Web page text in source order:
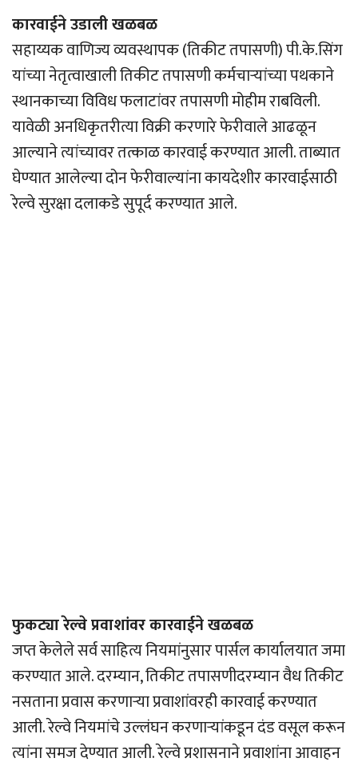
कारवाईने उडाली खळबळ
सहाय्यक वाणिज्य व्यवस्थापक (तिकीट तपासणी) पी.के.सिंग
यांच्या नेतृत्वाखाली तिकीट तपासणी कर्मचार्‍यांच्या पथकाने
स्थानकाच्या विविध फलाटांवर तपासणी मोहीम राबविली.
यावेळी अनधिकृतरीत्या विक्री करणारे फेरीवाले आढळून
आल्याने त्यांच्यावर तत्काळ कारवाई करण्यात आली. ताब्यात
घेण्यात आलेल्या दोन फेरीवाल्यांना कायदेशीर कारवाईसाठी
रेल्वे सुरक्षा दलाकडे सुपूर्द करण्यात आले.
फुकट्या रेल्वे प्रवाशांवर कारवाईने खळबळ
जप्त केलेले सर्व साहित्य नियमांनुसार पार्सल कार्यालयात जमा
करण्यात आले. दरम्यान, तिकीट तपासणीदरम्यान वैध तिकीट
नसताना प्रवास करणार्‍या प्रवाशांवरही कारवाई करण्यात
आली. रेल्वे नियमांचे उल्लंघन करणार्‍यांकडून दंड वसूल करून
त्यांना समज देण्यात आली. रेल्वे प्रशासनाने प्रवाशांना आवाहन